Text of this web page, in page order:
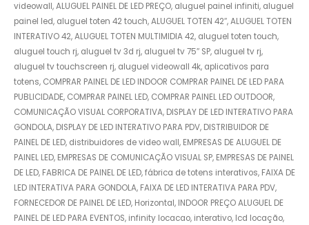
videowall, ALUGUEL PAINEL DE LED PREÇO, aluguel painel infiniti, aluguel
painel led, aluguel toten 42 touch, ALUGUEL TOTEN 42″, ALUGUEL TOTEN
INTERATIVO 42, ALUGUEL TOTEN MULTIMIDIA 42, aluguel toten touch,
aluguel touch rj, aluguel tv 3d rj, aluguel tv 75″ SP, aluguel tv rj,
aluguel tv touchscreen rj, aluguel videowall 4k, aplicativos para
totens, COMPRAR PAINEL DE LED INDOOR COMPRAR PAINEL DE LED PARA
PUBLICIDADE, COMPRAR PAINEL LED, COMPRAR PAINEL LED OUTDOOR,
COMUNICAÇÃO VISUAL CORPORATIVA, DISPLAY DE LED INTERATIVO PARA
GONDOLA, DISPLAY DE LED INTERATIVO PARA PDV, DISTRIBUIDOR DE
PAINEL DE LED, distribuidores de video wall, EMPRESAS DE ALUGUEL DE
PAINEL LED, EMPRESAS DE COMUNICAÇÃO VISUAL SP, EMPRESAS DE PAINEL
DE LED, FABRICA DE PAINEL DE LED, fábrica de totens interativos, FAIXA DE
LED INTERATIVA PARA GONDOLA, FAIXA DE LED INTERATIVA PARA PDV,
FORNECEDOR DE PAINEL DE LED, Horizontal, INDOOR PREÇO ALUGUEL DE
PAINEL DE LED PARA EVENTOS, infinity locacao, interativo, lcd locação,